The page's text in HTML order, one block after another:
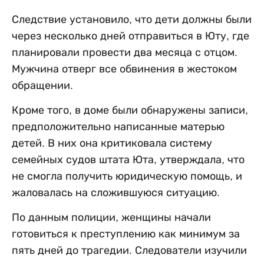
Следствие установило, что дети должны были
через несколько дней отправиться в Юту, где
планировали провести два месяца с отцом.
Мужчина отверг все обвинения в жестоком
обращении.
Кроме того, в доме были обнаружены записи,
предположительно написанные матерью
детей. В них она критиковала систему
семейных судов штата Юта, утверждала, что
не смогла получить юридическую помощь, и
жаловалась на сложившуюся ситуацию.
По данным полиции, женщины начали
готовиться к преступлению как минимум за
пять дней до трагедии. Следователи изучили